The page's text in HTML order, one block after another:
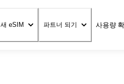
새 eSIM 파트너 되기 사용량